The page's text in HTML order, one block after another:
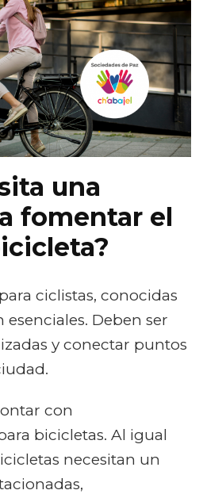
una
fomentar el
ciclistas, conocidas
Deben ser
y conectar puntos
con
bicicletas. Al igual
necesitan un